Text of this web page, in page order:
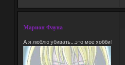
Марион Фауна
А я люблю убивать...это мое хобби!